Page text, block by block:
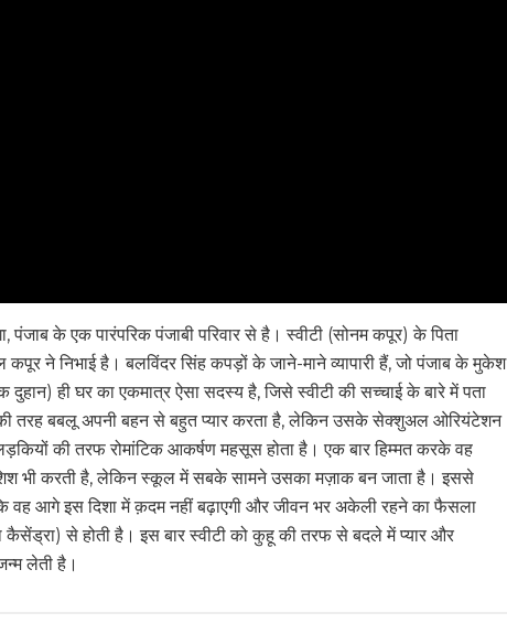
पंजाब के एक पारंपरिक पंजाबी परिवार से है। स्वीटी (सोनम कपूर) के पिता
ने निभाई है। बलविंदर सिंह कपड़ों के जाने-माने व्यापारी हैं, जो पंजाब के मुकेश
दुहान) ही घर का एकमात्र ऐसा सदस्य है, जिसे स्वीटी की सच्चाई के बारे में पता
की तरह बबलू अपनी बहन से बहुत प्यार करता है, लेकिन उसके सेक्शुअल ओरियंटेशन
की तरफ रोमांटिक आकर्षण महसूस होता है।‌ एक बार हिम्मत करके वह
भी करती है, लेकिन स्कूल में सबके सामने उसका मज़ाक बन जाता है। इससे
वह आगे इस दिशा में क़दम नहीं बढ़ाएगी और जीवन भर अकेली रहने का फैसला
से होती है। इस बार स्वीटी को कुहू की तरफ से बदले में प्यार और
लेती है।